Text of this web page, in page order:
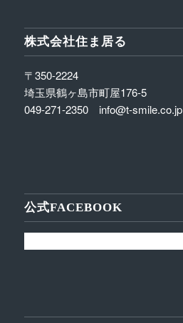
株式会社住ま居る
〒350-2224
埼玉県鶴ヶ島市町屋176-5
049-271-2350 info@t-smile.co.jp
公式FACEBOOK